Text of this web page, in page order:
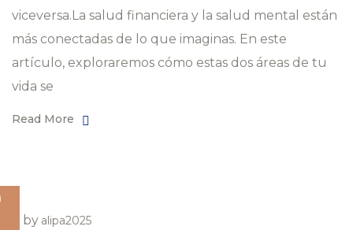
viceversa.La salud financiera y la salud mental están
más conectadas de lo que imaginas. En este
artículo, exploraremos cómo estas dos áreas de tu
vida se
Read More
by alipa2025